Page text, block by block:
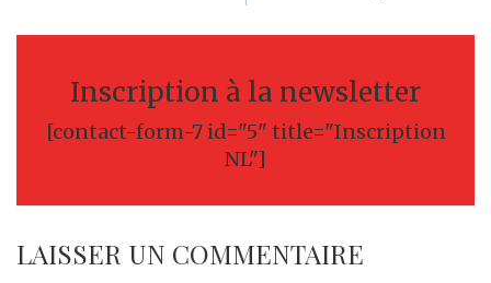
Inscription à la newsletter
[contact-form-7 id="5" title="Inscription
NL"]
LAISSER UN COMMENTAIRE